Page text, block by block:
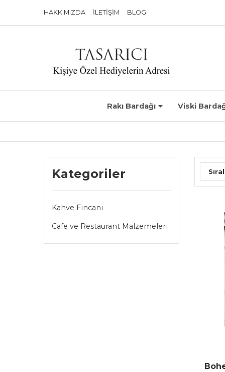
HAKKIMIZDA İLETIŞIM BLOG
Rakı Bardağı Viski
Kategoriler
Kahve Fincanı
Cafe ve Restaurant Malzemeleri